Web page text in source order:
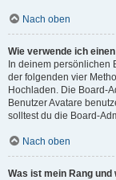
Nach oben
Wie verwende ich
In deinem persönlichen
der folgenden vier
Hochladen. Die Board-
Benutzer Avatare
solltest du die Board-
Nach oben
Was ist mein Rang